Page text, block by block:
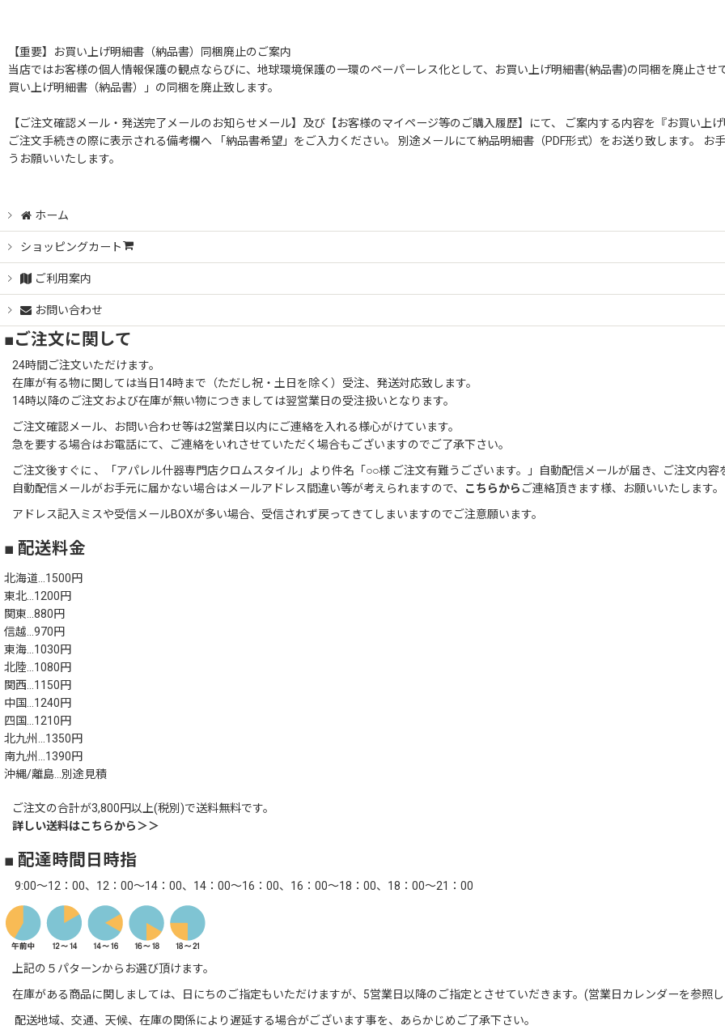
【重要】お買い上げ明細書（納品書）同梱廃止のご案内
当店ではお客様の個人情報保護の観点ならびに、地球環境保護の一環のペーパーレス化として、お買い上げ明細書(納品書)の同梱を廃止さ
買い上げ明細書（納品書）」の同梱を廃止致します。
【ご注文確認メール・発送完了メールのお知らせメール】及び【お客様のマイページ等のご購入履歴】にて、 ご案内する内容を『お買い上
ご注文手続きの際に表示される備考欄へ 「納品書希望」をご入力ください。 別途メールにて納品明細書（PDF形式）をお送り致します。
うお願いいたします。
ホーム
ショッピングカート
ご利用案内
お問い合わせ
■ご注文に関して
24時間ご注文いただけます。
在庫が有る物に関しては当日14時まで（ただし祝・土日を除く）受注、発送対応致します。
14時以降のご注文および在庫が無い物につきましては翌営業日の受注扱いとなります。
ご注文確認メール、お問い合わせ等は2営業日以内にご連絡を入れる様心がけています。
急を要する場合はお電話にて、ご連絡をいれさせていただく場合もございますのでご了承下さい。
ご注文後すぐに 、「アパレル什器専門店クロムスタイル」より件名「○○様 ご注文有難うございます。」自動配信メールが届き、ご注文内容
自動配信メールがお手元に届かない場合はメールアドレス間違い等が考えられますので、
こちらから ご連絡頂きます様、お願いいたします。
アドレス記入ミスや受信メールBOXが多い場合、受信されず戻ってきてしまいますのでご注意願います。
■ 配送料金
北海道…1500円
東北…1200円
関東…880円
信越…970円
東海…1030円
北陸…1080円
関西…1150円
中国…1240円
四国…1210円
北九州…1350円
南九州…1390円
沖縄/離島…別途見積
ご注文の合計が3,800円以上(税別)で送料無料です。
詳しい送料はこちらから＞＞
■ 配達時間日時指
9:00～12：00、12：00～14：00、14：00～16：00、16：00～18：00、18：00～21：00
上記の５パターンからお選び頂けます。
在庫がある商品に関しましては、日にちのご指定もいただけますが、5営業日以降のご指定とさせていだきます。(営業日カレンダーを参照
配送地域、交通、天候、在庫の関係により遅延する場合がございます事を、あらかじめご了承下さい。